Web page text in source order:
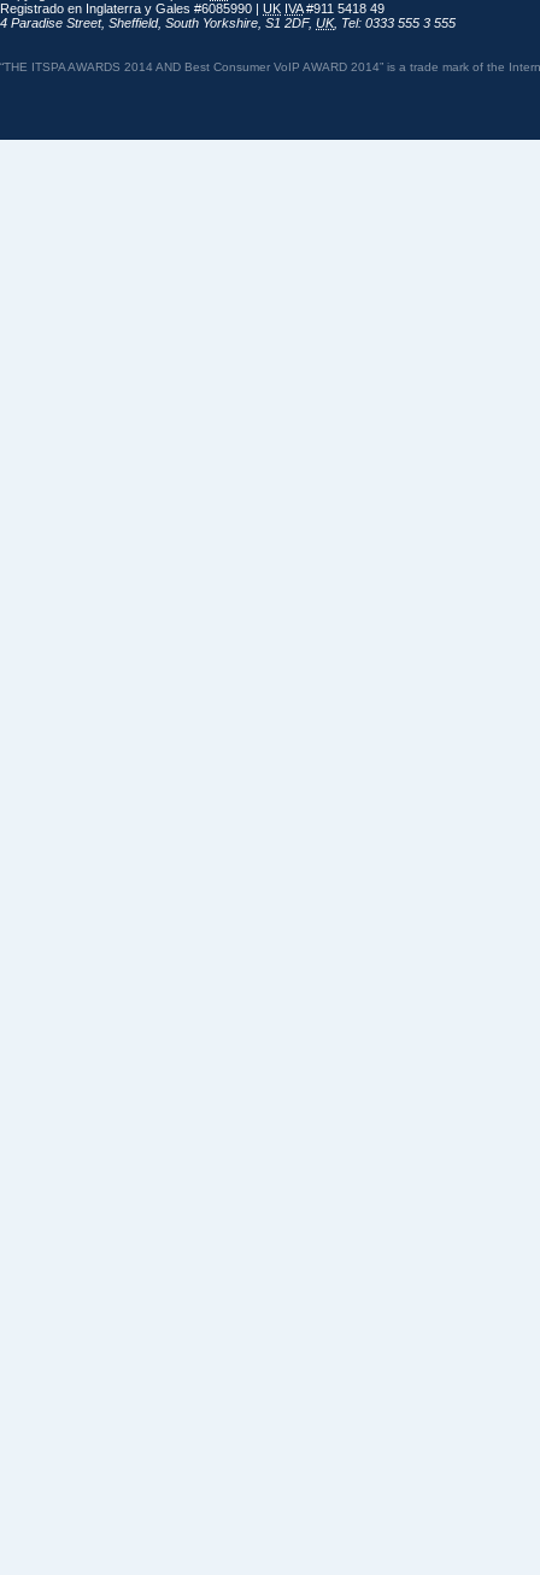
Registrado en Inglaterra y Gales #6085990 | UK IVA#911 5418 49
4 Paradise Street, Sheffield, South Yorkshire S1 2DF, UK, Tel: 0333 555 3 555
“THE ITSPA AWARDS 2014 AND Best Consumer VoIP AWARD 2014” is a trade mark of the